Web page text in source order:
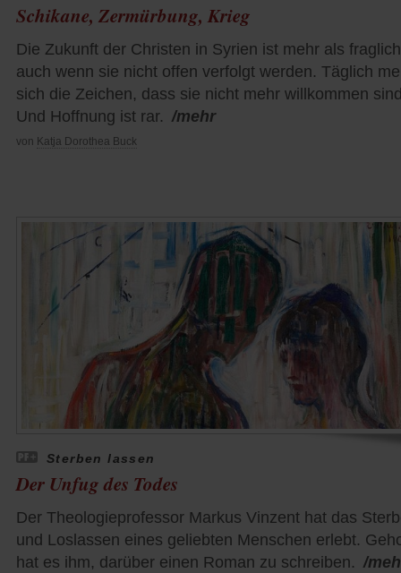
Schikane, Zermürbung, Krieg
Die Zukunft der Christen in Syrien ist mehr als
auch wenn sie nicht offen verfolgt werden. Täglich
sich die Zeichen, dass sie nicht mehr willkommen
Und Hoffnung ist rar. /mehr
von Katja Dorothea Buck
Sterben lassen
Der Unfug des Todes
Der Theologieprofessor Markus Vinzent hat das
und Loslassen eines geliebten Menschen erlebt.
hat es ihm, darüber einen Roman zu schreiben. /